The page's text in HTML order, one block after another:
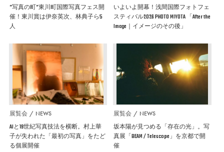
”写真の町”東川町国際写真フェス開
催！東川賞は伊奈英次、林典子ら5
人
いよいよ開幕！浅間国際フォトフェ
スティバル2026 PHOTO MIYOTA 「After the
Image｜イメージのその後」
展覧会 NEWS
AIと19世紀写真技法を横断。村上華
子が失われた「最初の写真」をたど
る個展開催
展覧会 NEWS
坂本陽が見つめる「存在の光」。写
真展「BEAM / Telescope」を京都で開
催